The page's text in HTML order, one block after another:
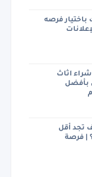
فرصه
اثاث
بأفضل
تجد أقل
| فرصة